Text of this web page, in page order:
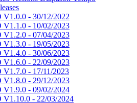
V1.0.0 - 30/12/2022
V1.1.0 - 10/02/2023
V1.2.0 - 07/04/2023
V1.3.0 - 19/05/2023
V1.4.0 - 30/06/2023
V1.6.0 - 22/09/2023
V1.7.0 - 17/11/2023
V1.8.0 - 29/12/2023
V1.9.0 - 09/02/2024
V1.10.0 - 22/03/2024